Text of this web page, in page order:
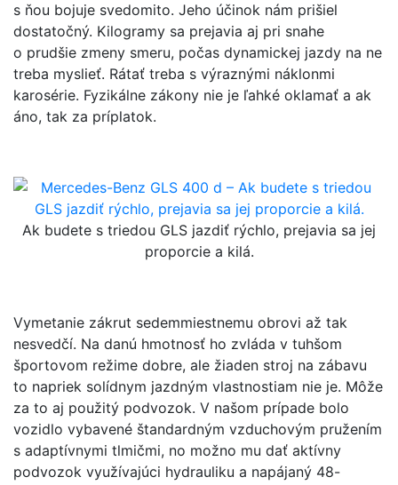
s ňou bojuje svedomito. Jeho účinok nám prišiel
dostatočný. Kilogramy sa prejavia aj pri snahe
o prudšie zmeny smeru, počas dynamickej jazdy na ne
treba myslieť. Rátať treba s výraznými náklonmi
karosérie. Fyzikálne zákony nie je ľahké oklamať a ak
áno, tak za príplatok.
Ak budete s triedou GLS jazdiť rýchlo, prejavia sa jej
proporcie a kilá.
Vymetanie zákrut sedemmiestnemu obrovi až tak
nesvedčí. Na danú hmotnosť ho zvláda v tuhšom
športovom režime dobre, ale žiaden stroj na zábavu
to napriek solídnym jazdným vlastnostiam nie je. Môže
za to aj použitý podvozok. V našom prípade bolo
vozidlo vybavené štandardným vzduchovým pružením
s adaptívnymi tlmičmi, no možno mu dať aktívny
podvozok využívajúci hydrauliku a napájaný 48-